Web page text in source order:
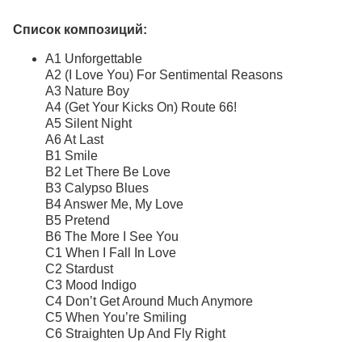
Список композиций:
A1 Unforgettable
A2 (I Love You) For Sentimental Reasons
A3 Nature Boy
A4 (Get Your Kicks On) Route 66!
A5 Silent Night
A6 At Last
B1 Smile
B2 Let There Be Love
B3 Calypso Blues
B4 Answer Me, My Love
B5 Pretend
B6 The More I See You
C1 When I Fall In Love
C2 Stardust
C3 Mood Indigo
C4 Don’t Get Around Much Anymore
C5 When You’re Smiling
C6 Straighten Up And Fly Right